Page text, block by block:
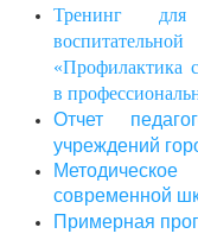
Тренинг для
«Профилактика
в
Отчет
учреждений
современной
Примерная